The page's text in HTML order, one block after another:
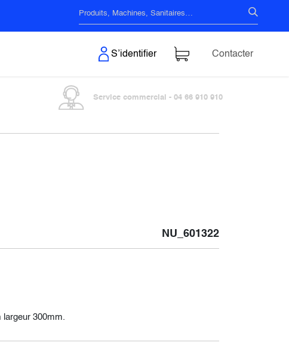
S’identifier Contacter
Service commercial - 04 66 910 910
NU_601322
300mm.